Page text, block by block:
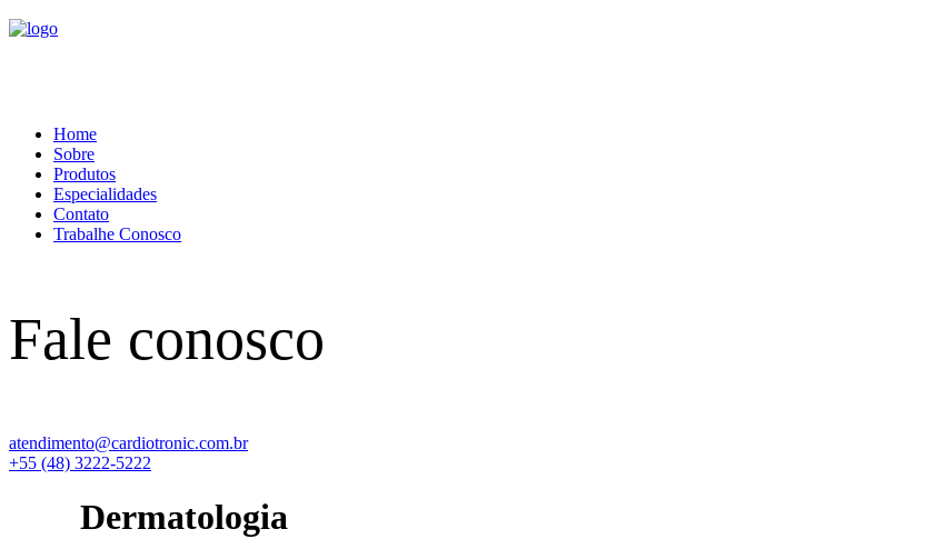
Home
Sobre
Produtos
Especialidades
Contato
Trabalhe Conosco
Fale conosco
atendimento@cardiotronic.com.br
+55 (48) 3222-5222
Dermatologia